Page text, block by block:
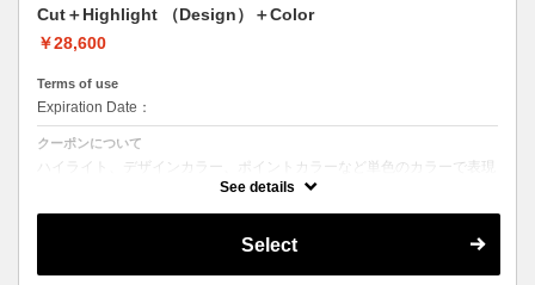
Cut＋Highlight （Design）＋Color
￥28,600
Terms of use
Expiration Date：
クーポンについて
ハイライト、デザインカラー、ポイントカラーなど単色のカラーで表現
できないデザインをご希望の方はこちらのメニューをお選びください。
●ご希望の色やカラー履歴、デザインによっては１度のブリーチでは表
施術時間、料金が前後する場合がございます。
M ¥＋1100 L¥＋1650 LL¥＋2200
See details
Select